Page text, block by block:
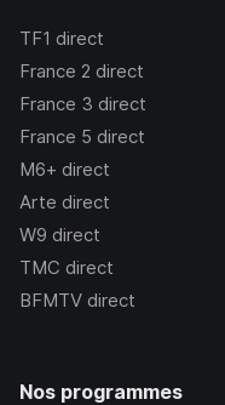
TF1 direct
France 2 direct
France 3 direct
France 5 direct
M6+ direct
Arte direct
W9 direct
TMC direct
BFMTV direct
Nos programmes